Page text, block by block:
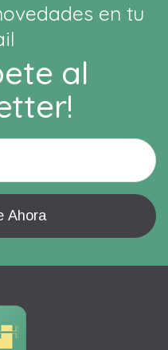
en tu
al